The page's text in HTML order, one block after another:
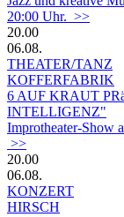
20:00 Uhr. >>
20.00
06.08.
THEATER/TANZ
KOFFERFABRIK
6 AUF KRAUT
INTELLIGENZ"
Improtheater-Show
>>
20.00
06.08.
KONZERT
HIRSCH